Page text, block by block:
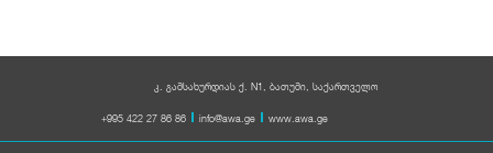
კ. გამსახურდიას ქ. N1, ბათუმი, საქართველო
+995 422 27 86 86
info@awa.ge www.awa.ge